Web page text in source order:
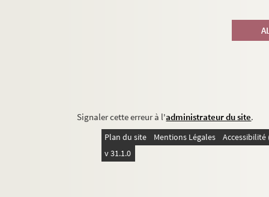
Signaler cette erreur à l'administrateur du site.
Plan du site Mentions Légales
v 31.1.0